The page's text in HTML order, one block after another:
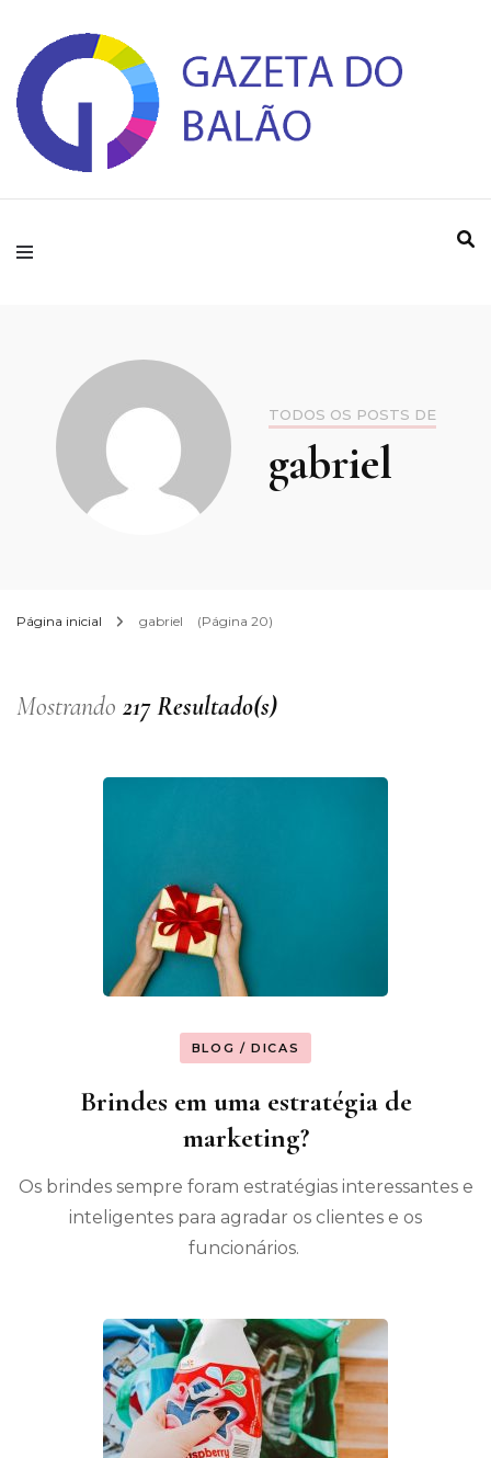
Gazeta do Balao
TODOS OS POSTS DE
gabriel
Página inicial gabriel (Página 20)
Mostrando 217 Resultado(s)
BLOG / DICAS
Brindes em uma estratégia de
marketing?
Os brindes sempre foram estratégias interessantes e
inteligentes para agradar os clientes e os
funcionários.